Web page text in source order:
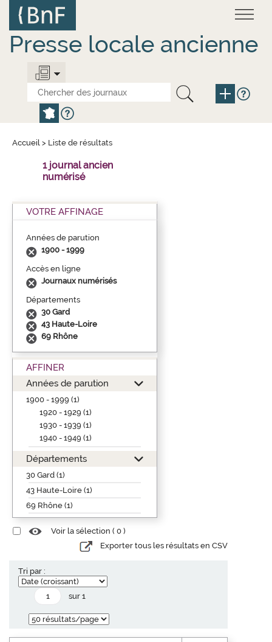
contenu
principal
Presse locale ancienne
Accueil > Liste de résultats
1 journal ancien
numérisé
VOTRE AFFINAGE
Années de parution
1900 - 1999
Accès en ligne
Journaux numérisés
Départements
30 Gard
43 Haute-Loire
69 Rhône
AFFINER
Années de parution
1900 - 1999 (1)
1920 - 1929 (1)
1930 - 1939 (1)
1940 - 1949 (1)
Départements
30 Gard (1)
43 Haute-Loire (1)
69 Rhône (1)
Voir la sélection ( 0 )
Exporter tous les résultats en CSV
Tri par :
sur 1
Panneau de gestion des cookies